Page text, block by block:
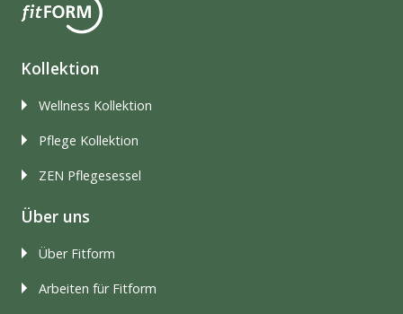
Kollektion
Wellness Kollektion
Pflege Kollektion
ZEN Pflegesessel
Über uns
Über Fitform
Arbeiten für Fitform